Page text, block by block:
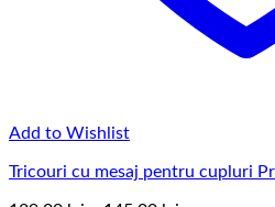
Add to Wishlist
Tricouri cu mesaj pentru cupluri